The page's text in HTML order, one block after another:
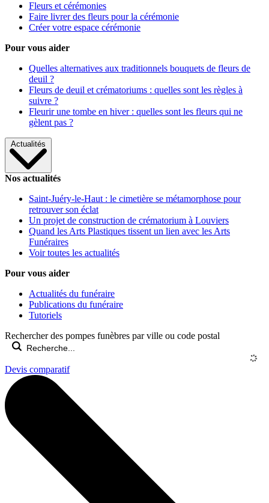
Fleurs et cérémonies
Faire livrer des fleurs pour la cérémonie
Créer votre espace cérémonie
Pour vous aider
Quelles alternatives aux traditionnels bouquets de fleurs de
deuil ?
Fleurs de deuil et crématoriums : quelles sont les règles à
suivre ?
Fleurir une tombe en hiver : quelles sont les fleurs qui ne
gèlent pas ?
Actualités
Nos actualités
Saint-Juéry-le-Haut : le cimetière se métamorphose pour
retrouver son éclat
Un projet de construction de crématorium à Louviers
Quand les Arts Plastiques tissent un lien avec les Arts
Funéraires
Voir toutes les actualités
Pour vous aider
Actualités du funéraire
Publications du funéraire
Tutoriels
Rechercher des pompes funèbres par ville ou code postal
Devis comparatif